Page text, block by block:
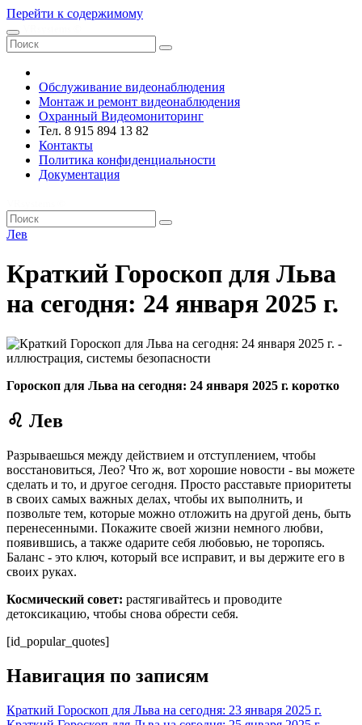
Перейти к содержимому
Обслуживание видеонаблюдения
Монтаж и ремонт видеонаблюдения
Охранный Видеомониторинг
Тел. 8 915 894 13 82
Контакты
Политика конфиденциальности
Документация
Лев
Краткий Гороскоп для Льва
на сегодня: 24 января 2025 г.
Гороскоп для Льва на сегодня: 24 января 2025 г. коротко
♌ Лев
Разрываешься между действием и отступлением, чтобы
восстановиться, Лео? Что ж, вот хорошие новости - вы можете
сделать и то, и другое сегодня. Просто расставьте приоритеты
в своих самых важных делах, чтобы их выполнить, и
позвольте тем, которые можно отложить на другой день, быть
перенесенными. Покажите своей жизни немного любви,
появившись, а также одарите себя любовью, не торопясь.
Баланс - это ключ, который все исправит, и вы держите его в
своих руках.
Космический совет: растягивайтесь и проводите
детоксикацию, чтобы снова обрести себя.
[id_popular_quotes]
Навигация по записям
Краткий Гороскоп для Льва на сегодня: 23 января 2025 г.